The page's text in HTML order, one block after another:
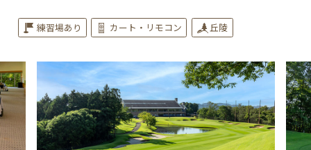
練習場あり カート・リモコン 丘陵